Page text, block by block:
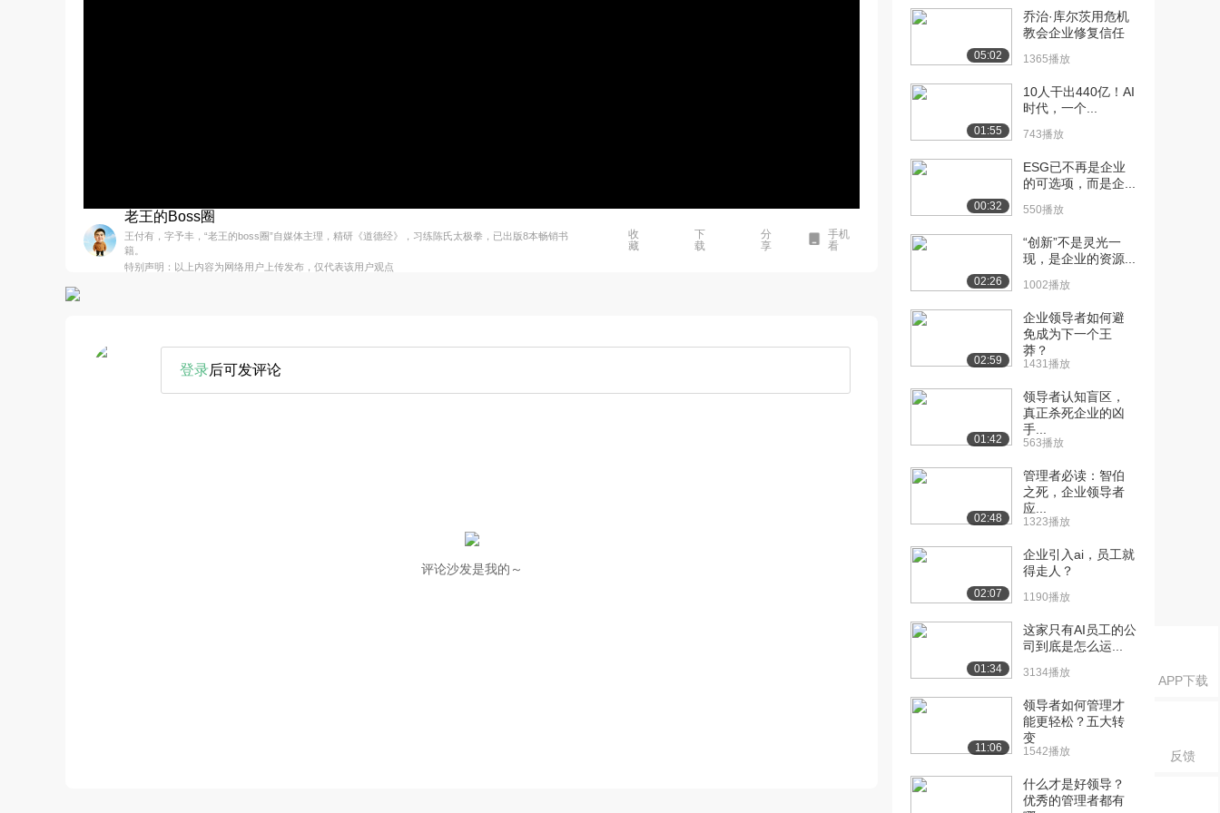
APP下载
反馈
老王的Boss圈
王付有，字予丰，“老王的boss圈”自媒体主理，精研《道德经》，习练陈氏太极拳，已出版8本畅销书
籍。
特别声明：以上内容为网络用户上传发布，仅代表该用户观点
收
藏
下
载
分
享
手机
看
登录后可发评论
评论沙发是我的～
05:02
乔治·库尔茨用危机
教会企业修复信任
1365播放
01:55
10人干出440亿！AI
时代，一个...
743播放
00:32
ESG已不再是企业
的可选项，而是企...
550播放
02:26
“创新”不是灵光一
现，是企业的资源...
1002播放
02:59
企业领导者如何避
免成为下一个王
莽？
1431播放
01:42
领导者认知盲区，
真正杀死企业的凶
手...
563播放
02:48
管理者必读：智伯
之死，企业领导者
应...
1323播放
02:07
企业引入ai，员工就
得走人？
1190播放
01:34
这家只有AI员工的公
司到底是怎么运...
3134播放
11:06
领导者如何管理才
能更轻松？五大转
变
1542播放
什么才是好领导？
优秀的管理者都有